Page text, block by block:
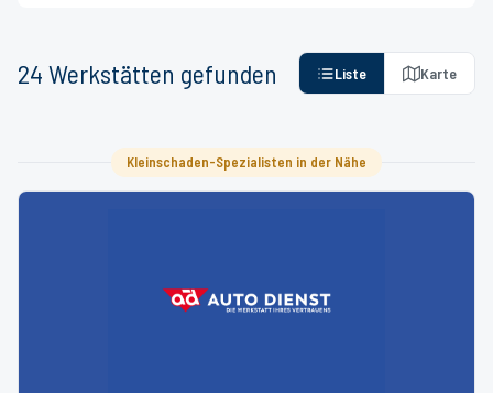
24 Werkstätten gefunden Liste Karte
Kleinschaden-Spezialisten in der Nähe